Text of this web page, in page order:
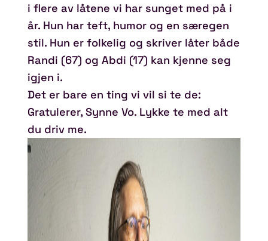
i flere av låtene vi har sunget med på i
år. Hun har teft, humor og en særegen
stil. Hun er folkelig og skriver låter både
Randi (67) og Abdi (17) kan kjenne seg
igjen i.
Det er bare en ting vi vil si te de:
Gratulerer, Synne Vo. Lykke te med alt
du driv me.